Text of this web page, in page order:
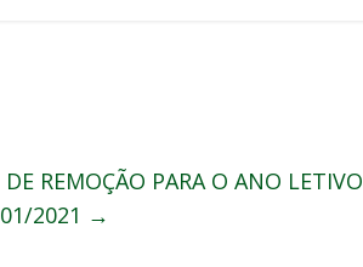
REMOÇÃO PARA O ANO LETIVO
2021 →